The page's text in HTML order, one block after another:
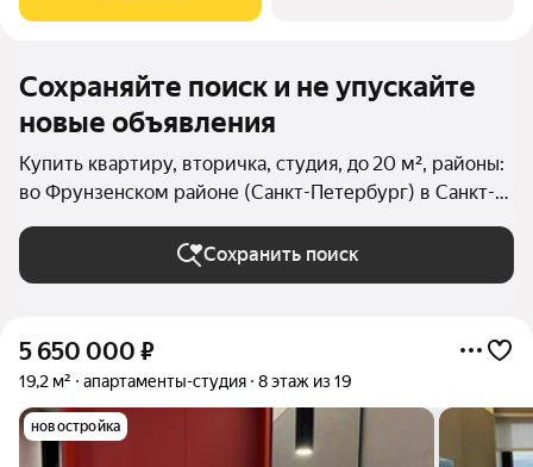
Изюминкой данного апарт-отеля является
Сохраняйте поиск и не упускайте
новые объявления
Купить квартиру, вторичка, студия, до 20 м², районы:
во Фрунзенском районе (Санкт-Петербург) в Санкт-
Петербурге и ЛО
Сохранить поиск
5 650 000 ₽
19,2 м² апартаменты-студия 8 этаж из 19
новостройка